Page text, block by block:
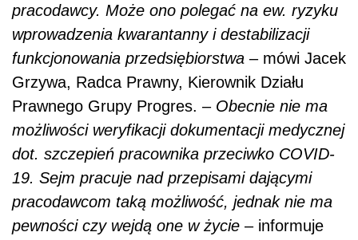
pracodawcy. Może ono polegać na ew. ryzyku
wprowadzenia kwarantanny i destabilizacji
funkcjonowania przedsiębiorstwa – mówi Jacek
Grzywa, Radca Prawny, Kierownik Działu
Prawnego Grupy Progres. ­– Obecnie nie ma
możliwości weryfikacji dokumentacji medycznej
dot. szczepień pracownika przeciwko COVID-
19. Sejm pracuje nad przepisami dającymi
pracodawcom taką możliwość, jednak nie ma
pewności czy wejdą one w życie – informuje